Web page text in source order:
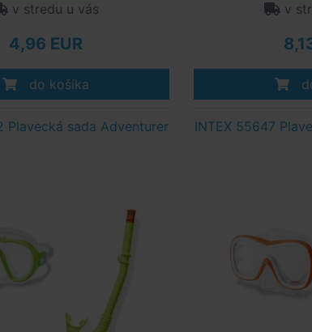
v stredu u vás
4,96 EUR
do košíka
v
Plavecká sada Adventurer INTEX 55647